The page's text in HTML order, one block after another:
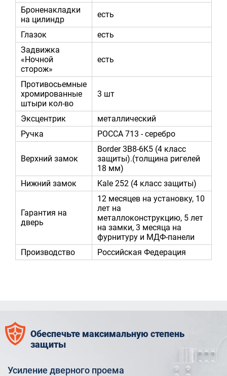
Броненакладки
на цилиндр
есть
Глазок
есть
Задвижка
«Ночной
сторож»
есть
Противосьемные
хромированные
штыри кол-во
3 шт
Эксцентрик
металлический
Ручка
POCCA 713 - серебро
Верхний замок
Border 3B8-6K5 (4 класс
защиты).(толщина ригелей
18 мм)
Нижний замок
Kale 252 (4 класс защиты)
Гарантия на
дверь
12 месяцев на установку, 10
лет на
металлоконструкцию, 5 лет
на замки, 3 месяца на
фурнитуру и МДФ-панели
Производство
Российская Федерация
Обеспечьте максимальную степень
защиты
Усиление дверного проема